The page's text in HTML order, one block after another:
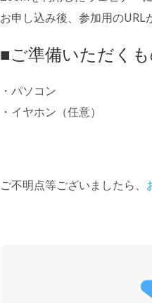
お申し込み後、参加用のURL
■ご準備いただく
・パソコン
・イヤホン（任意）
ご不明点等ございましたら、